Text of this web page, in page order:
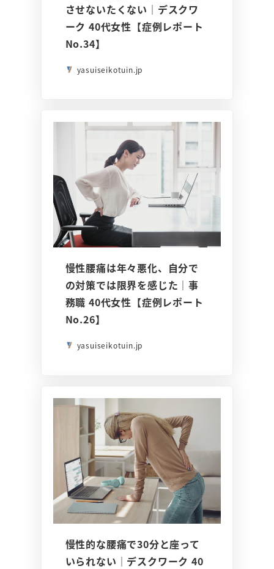
させないたくない｜デスクワ
ーク 40代女性【症例レポート
No.34】
yasuiseikotuin.jp
慢性腰痛は年々悪化、自分で
の対策では限界を感じた｜事
務職 40代女性【症例レポート
No.26】
yasuiseikotuin.jp
慢性的な腰痛で30分と座って
いられない｜デスクワーク 40